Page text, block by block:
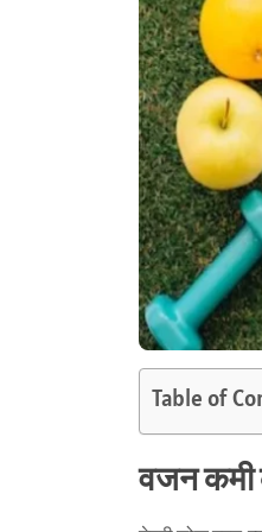
Table of
वजन कमी